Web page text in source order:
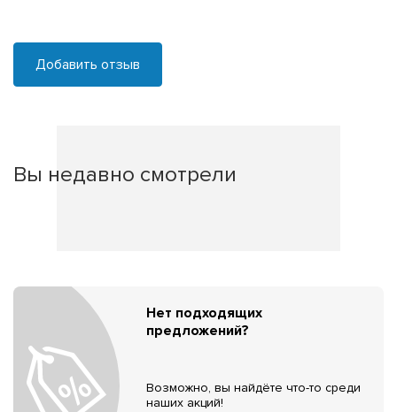
Добавить отзыв
Вы недавно смотрели
Нет подходящих
предложений?
Возможно, вы найдёте что-то среди
наших акций!